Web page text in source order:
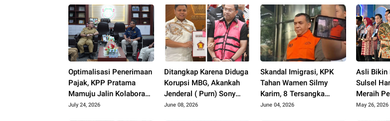
Optimalisasi Penerimaan
Pajak, KPP Pratama
Mamuju Jalin Kolaborasi
dengan Pemkab Mamuju
July 24, 2026
Ditangkap Karena Diduga
Korupsi MBG, Akankah
Jenderal ( Purn) Sony
Sonjaya Menyeret Nama
June 08, 2026
Skandal Imigrasi, KPK
Tahan Wamen Silmy
Karim, 8 Tersangka
Terjerat OTT
June 04, 2026
Asli Bikin
Sulsel
Meraih
Nasional
May 26, 2026